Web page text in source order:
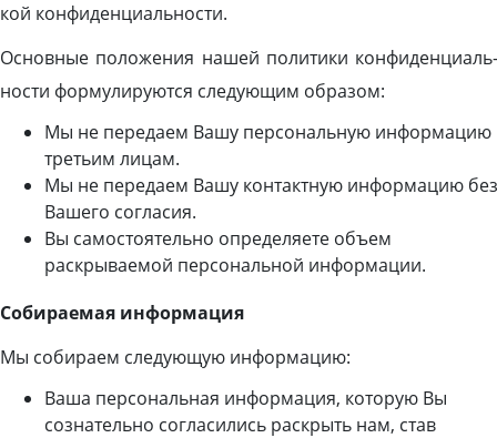
кой кон­фи­ден­ци­аль­нос­ти.
Ос­новные по­ложе­ния на­шей по­лити­ки кон­фи­ден­ци­аль­
нос­ти фор­му­лиру­ют­ся сле­ду­ющим об­ра­зом:
Мы не передаем Вашу персональную информацию
третьим лицам.
Мы не передаем Вашу контактную информацию без
Вашего согласия.
Вы самостоятельно определяете объем
раскрываемой персональной информации.
Собираемая информация
Мы собираем следующую информацию:
Ваша персональная информация, которую Вы
сознательно согласились раскрыть нам, став